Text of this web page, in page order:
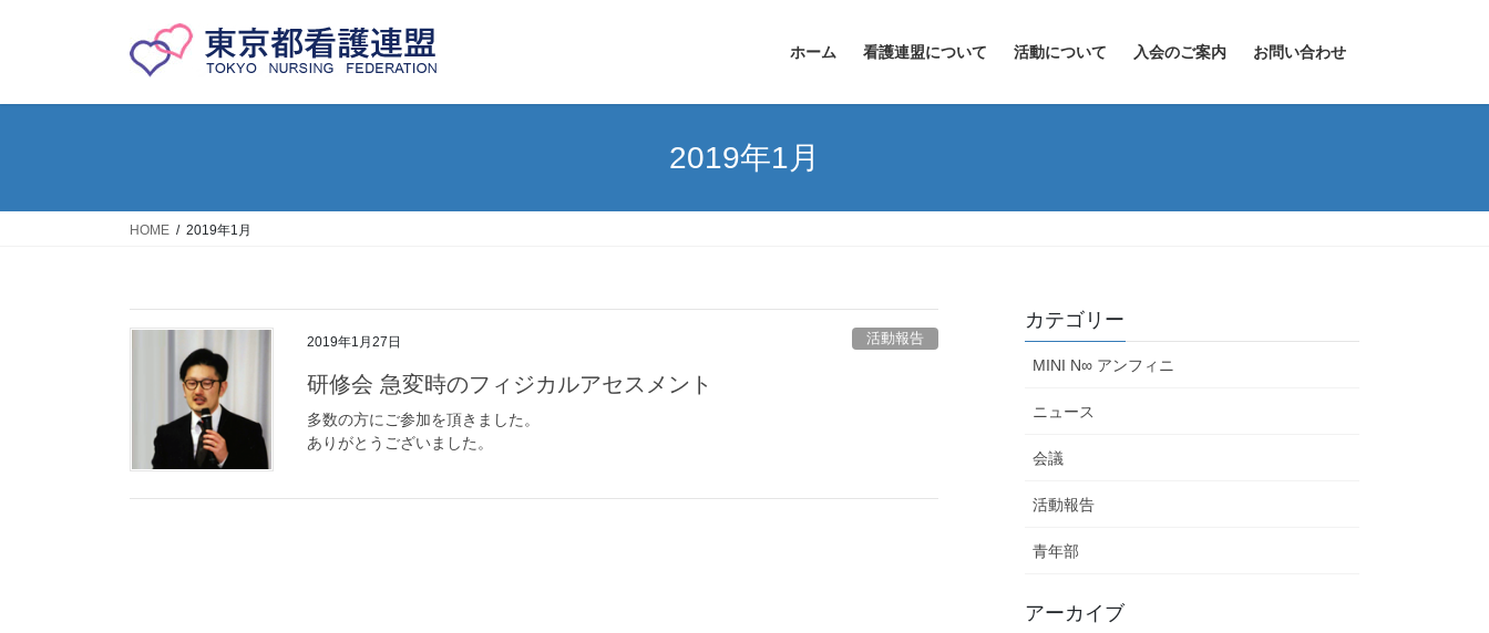
ホーム 看護連盟について 活動について 入会のご案内 お問い合わせ
2019年1月
HOME 2019年1月
2019年1月27日 活動報告
研修会 急変時のフィジカルアセスメント
多数の方にご参加を頂きました。
ありがとうございました。
カテゴリー
MINI N∞ アンフィニ
ニュース
会議
活動報告
青年部
アーカイブ